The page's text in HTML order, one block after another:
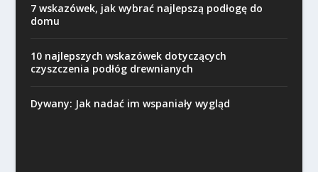
7 wskazówek, jak wybrać najlepszą podłogę do
domu
10 najlepszych wskazówek dotyczących
czyszczenia podłóg drewnianych
Dywany: Jak nadać im wspaniały wygląd